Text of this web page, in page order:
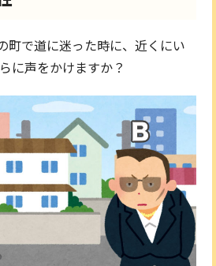
町で道に迷った時に、近くにい
に声をかけますか？